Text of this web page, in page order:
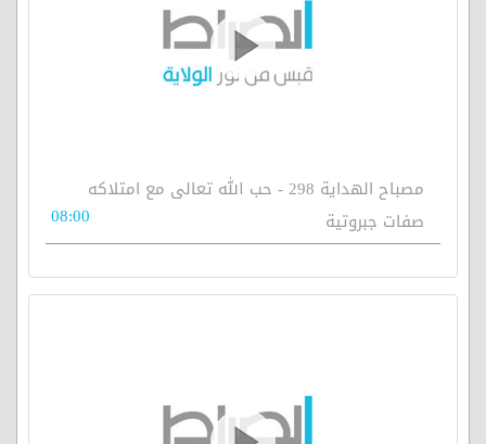
مصباح الهداية 298 - حب الله تعالى مع امتلاكه
صفات جبروتية
08:00